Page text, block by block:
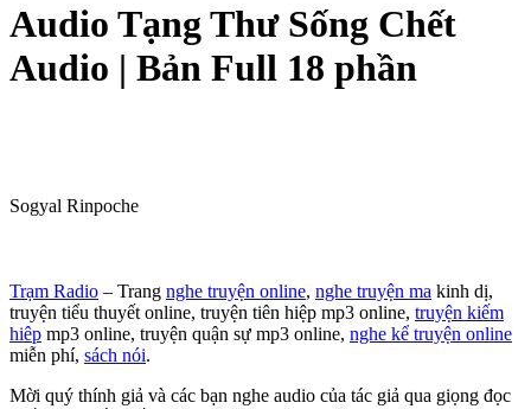
Audio Tạng Thư Sống Chết
Audio | Bản Full 18 phần
Sogyal Rinpoche
Trạm Radio – Trang nghe truyện online, nghe truyện ma kinh dị,
truyện tiểu thuyết online, truyện tiên hiệp mp3 online, truyện kiếm
hiêp mp3 online, truyện quận sự mp3 online, nghe kể truyện online
miễn phí, sách nói.
Mời quý thính giả và các bạn nghe audio của tác giả qua giọng đọc